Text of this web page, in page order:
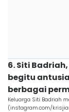
6. Siti
begitu
berbagai
Keluarga Siti Badriah
(instagram.com/